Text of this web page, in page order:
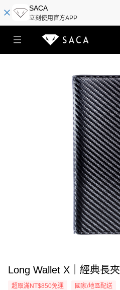
SACA
立刻使用官方APP
Long Wallet X｜經典長夾
超取滿NT$850免運 國家/地區配送